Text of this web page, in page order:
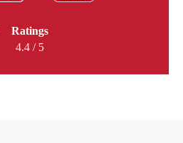
Ratings
4.4 / 5